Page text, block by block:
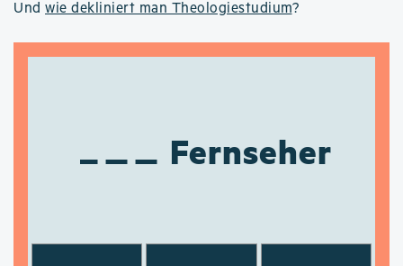
Und wie dekliniert man Theologiestudium?
Fernseher